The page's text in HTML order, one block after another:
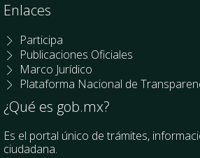
Enlaces
Participa
Publicaciones Oficiales
Marco Jurídico
Plataforma Nacional de
¿Qué es gob.mx?
Es el portal único de trámites,
ciudadana.